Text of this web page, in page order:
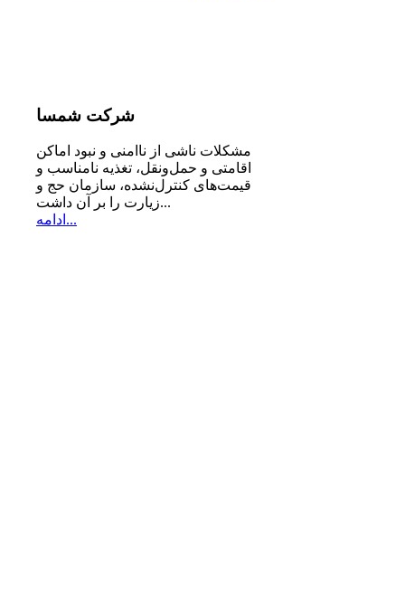
شرکت شمسا
مشكلات ناشی از ناامنی و نبود اماكن
اقامتی و حمل‌ونقل، تغذیه‌ نامناسب و
قیمت‌های كنترل‌نشده، سازمان حج و
زیارت را بر آن داشت...
ادامه...